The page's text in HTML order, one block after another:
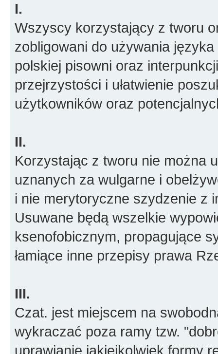
I.
Wszyscy korzystający z tworu
zobligowani do używania
polskiej pisowni oraz
przejrzystości i ułatwienie
użytkowników oraz
II.
Korzystając z tworu nie można
uznanych za wulgarne i
i nie merytoryczne szydzenie z
Usuwane będą wszelkie
ksenofobicznym, propagujące
łamiące inne przepisy prawa
III.
Czat. jest miejscem na
wykraczać poza ramy tzw.
uprawianie jakiejkolwiek formy